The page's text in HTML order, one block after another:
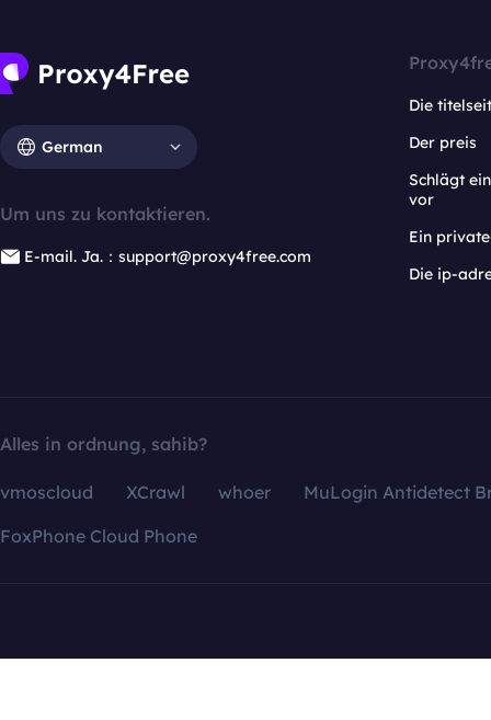
German
Um uns zu kontaktieren.
E-mail. Ja.：support@proxy4free.com
Die
Der preis
Schlägt
vor
Ein
Die ip-
Alles in ordnung, sahib?
vmoscloud XCrawl whoer
MuLogin Antidetect
FoxPhone Cloud Phone